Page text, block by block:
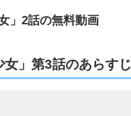
」2話の無料動画
女」第3話のあらすじ